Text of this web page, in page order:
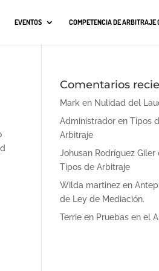
EVENTOS COMPETENCIA DE ARBITRAJE
Comentarios
Mark en Nulidad del
Administradoren Tipos
Arbitraje
Johusan Rodríguez Giler
Tipos de Arbitraje
Wilda martinezen
de Ley de Mediación.
Terrieen Pruebas en el